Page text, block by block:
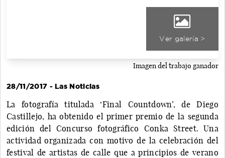
Ver galería >
Imagen del trabajo ganador
28/11/2017 - Las Noticias
La fotografía titulada ‘Final Countdown’, de Diego
Castillejo, ha obtenido el primer premio de la segunda
edición del Concurso fotográfico Conka Street. Una
actividad organizada con motivo de la celebración del
festival de artistas de calle que a principios de verano